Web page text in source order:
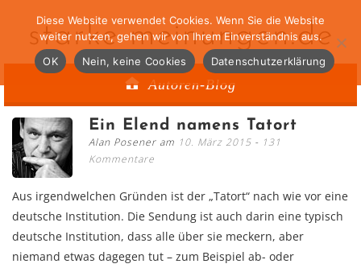
starke-meinungen.de
Autoren-Blog
Ein Elend namens Tatort
Alan Posener am 10. März 2015
131
Kommentare
Aus irgendwelchen Gründen ist der „Tatort“ nach wie vor eine
deutsche Institution. Die Sendung ist auch darin eine typisch
deutsche Institution, dass alle über sie meckern, aber
niemand etwas dagegen tut – zum Beispiel ab- oder
Diese Website verwendet Cookies. Wenn Sie die Website
weiter nutzen, gehen wir von Ihrem Einverständnis aus.
OK
Nein, keine Cookies Datenschutzerklärung